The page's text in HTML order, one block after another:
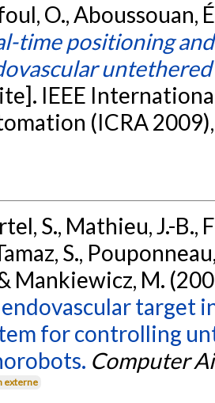
O., Aboussouan,
time positioning
IEEE
(ICRA
S., Mathieu, J.-B.,
S.,
Mankiewicz, M.
target
for controlling
Computer
externe